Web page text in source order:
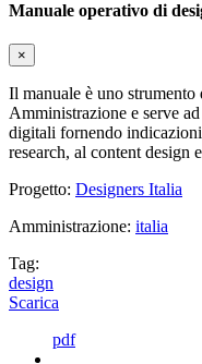
Manuale operativo di
×
Il manuale è uno
Amministrazione e serve
digitali fornendo
research, al content design
Progetto: Designers Italia
Amministrazione: italia
Tag:
design
Scarica
pdf